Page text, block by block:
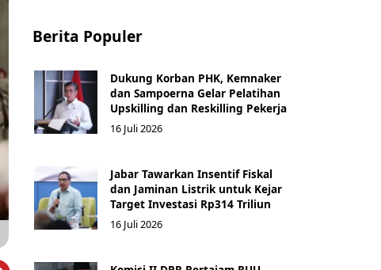
Berita Populer
Dukung Korban PHK, Kemnaker
dan Sampoerna Gelar Pelatihan
Upskilling dan Reskilling Pekerja
16 Juli 2026
Jabar Tawarkan Insentif Fiskal
dan Jaminan Listrik untuk Kejar
Target Investasi Rp314 Triliun
16 Juli 2026